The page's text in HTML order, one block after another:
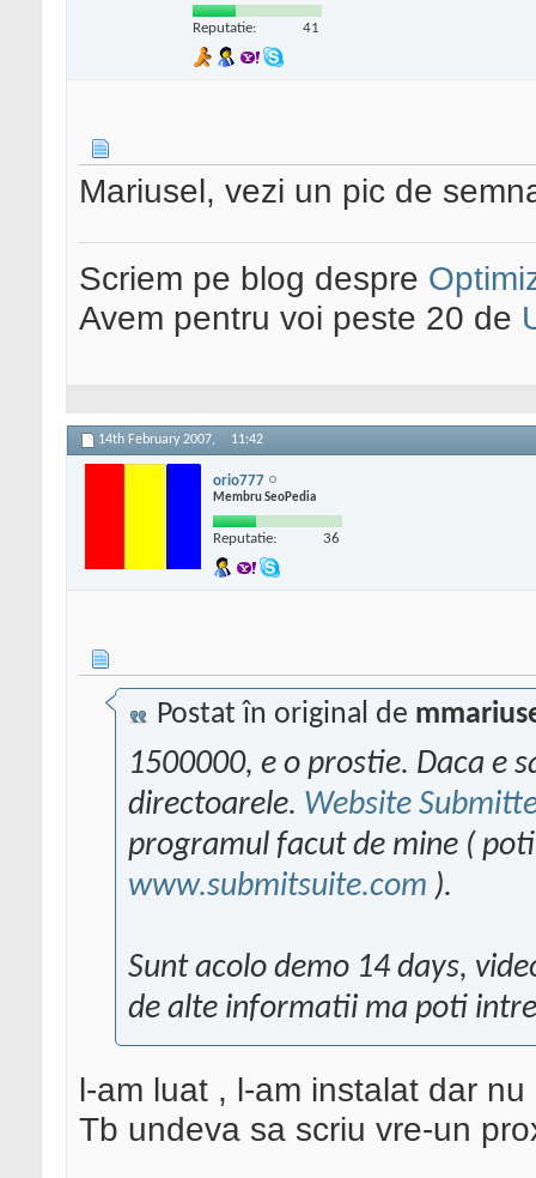
Reputatie: 41
Mariusel, vezi un pic de
Scriem pe blog despre
Avem pentru voi peste 20 de
14th February 2007, 11:42
orio777
Membru SeoPedia
Reputatie: 36
Postat în original de
1500000, e o prostie. Daca e
directoarele. Website
programul facut de mine (
www.submitsuite.com ).
Sunt acolo demo 14 days,
de alte informatii ma poti
l-am luat , l-am instalat dar
Tb undeva sa scriu vre-un